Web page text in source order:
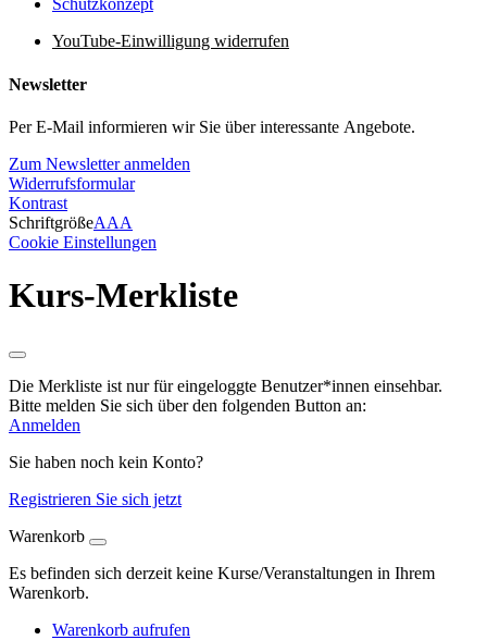
Schutzkonzept
YouTube-Einwilligung widerrufen
Newsletter
Per E-Mail informieren wir Sie über interessante Angebote.
Zum Newsletter anmelden
Widerrufsformular
Kontrast
SchriftgrößeAAA
Cookie Einstellungen
Kurs-Merkliste
Die Merkliste ist nur für eingeloggte Benutzer*innen einsehbar.
Bitte melden Sie sich über den folgenden Button an:
Anmelden
Sie haben noch kein Konto?
Registrieren Sie sich jetzt
Warenkorb
Es befinden sich derzeit keine Kurse/Veranstaltungen in Ihrem
Warenkorb.
Warenkorb aufrufen